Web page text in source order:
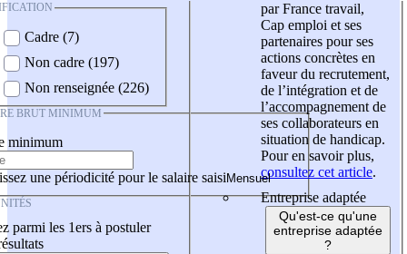
Cadre (7)
Non cadre (197)
Non renseignée (226)
BRUT MINIMUM
minimum
une périodicité pour le salaire saisi
parmi les 1ers à postuler
par France travail,
Cap emploi et ses
partenaires pour ses
actions concrètes en
faveur du recrutement,
de l’intégration et de
l’accompagnement de
ses collaborateurs en
situation de handicap.
Pour en savoir plus,
consultez cet article.
Entreprise adaptée
Qu'est-ce qu'une
entreprise adaptée
?